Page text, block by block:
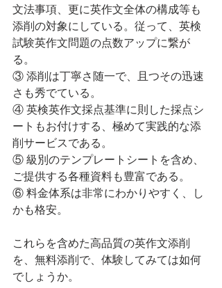
文法事項、更に英作文全体の構成等も
添削の対象にしている。従って、英検
試験英作文問題の点数アップに繋が
る。
③ 添削は丁寧さ随一で、且つその迅速
さも秀でている。
④ 英検英作文採点基準に則した採点シ
ートもお付けする、極めて実践的な添
削サービスである。
⑤ 級別のテンプレートシートを含め、
ご提供する各種資料も豊富である。
⑥ 料金体系は非常にわかりやすく、し
かも格安。
これらを含めた高品質の英作文添削
を、無料添削で、体験してみては如何
でしょうか。